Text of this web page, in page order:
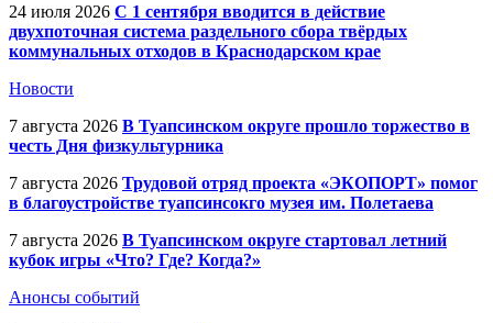
24 июля 2026 С 1 сентября вводится в действие
двухпоточная система раздельного сбора твёрдых
коммунальных отходов в Краснодарском крае
Новости
7 августа 2026 В Туапсинском округе прошло торжество в
честь Дня физкультурника
7 августа 2026 Трудовой отряд проекта «ЭКОПОРТ» помог
в благоустройстве туапсинсокго музея им. Полетаева
7 августа 2026 В Туапсинском округе стартовал летний
кубок игры «Что? Где? Когда?»
Анонсы событий